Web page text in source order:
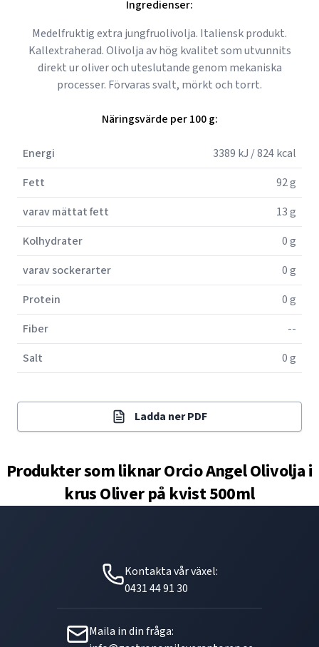
Ingredienser:
Medelfruktig extra jungfruolivolja. Italiensk produkt.
Kallextraherad. Olivolja av hög kvalitet som utvunnits
direkt ur oliver och uteslutande genom mekaniska
processer. Förvaras svalt, mörkt och torrt.
Näringsvärde per 100 g:
Energi
3389 kJ / 824 kcal
Fett
92 g
varav mättat fett
13 g
Kolhydrater
0 g
varav sockerarter
0 g
Protein
0 g
Fiber
--
Salt
0 g
Ladda ner PDF
Produkter som liknarOrcio Angel Olivolja i
krus Oliver på kvist 500ml
Kontakta vår växel:
0431 44 91 30
Maila in din fråga: